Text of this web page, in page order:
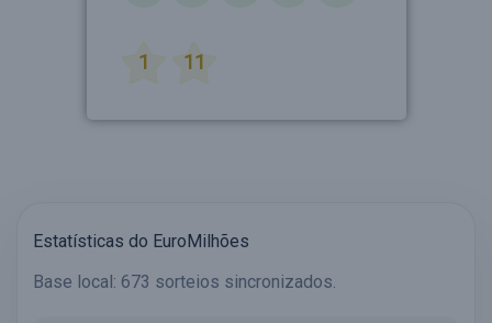
1 11
Estatísticas do EuroMilhões
Base local: 673 sorteios sincronizados.